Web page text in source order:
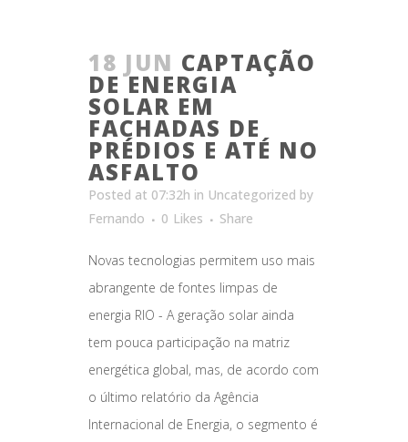
18 JUN CAPTAÇÃO
DE ENERGIA
SOLAR EM
FACHADAS DE
PRÉDIOS E ATÉ NO
ASFALTO
Posted at 07:32h in Uncategorized by
Fernando
0 Likes Share
Novas tecnologias permitem uso mais
abrangente de fontes limpas de
energia RIO - A geração solar ainda
tem pouca participação na matriz
energética global, mas, de acordo com
o último relatório da Agência
Internacional de Energia, o segmento é